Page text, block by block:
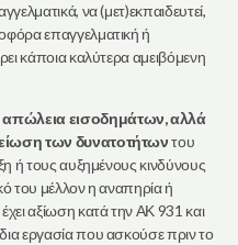
να (μετ)εκπαιδευτεί,
επαγγελματική ή
κάποια καλύτερα αμειβόμενη
απώλεια εισοδημάτων, αλλά
των δυνατοτήτωντου
ή τους αυξημένους κινδύνους
του μέλλον η αναπηρία ή
αξίωση κατά την ΑΚ 931 και
εργασία που ασκούσε πριν το